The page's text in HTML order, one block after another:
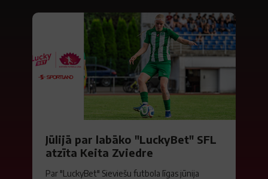
Jūlijā par labāko "LuckyBet" SFL
atzīta Keita Zviedre
Par "LuckyBet" Sieviešu futbola līgas jūnija